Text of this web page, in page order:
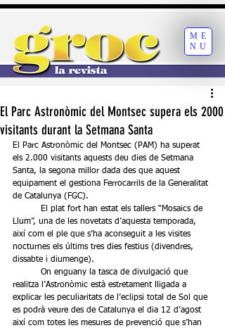
ME
NU
El Parc Astronòmic del Montsec supera els 2000
visitants durant la Setmana Santa
El Parc Astronòmic del Montsec (PAM) ha superat
els 2.000 visitants aquests deu dies de Setmana
Santa, la segona millor dada des que aquest
equipament el gestiona Ferrocarrils de la Generalitat
de Catalunya (FGC).
Llum”, una de les novetats d’aquesta temporada,
així com el ple que s’ha aconseguit a les visites
nocturnes els últims tres dies festius (divendres,
dissabte i diumenge).
realitza l’Astronòmic està estretament lligada a
explicar les peculiaritats de l’eclipsi total de Sol que
es podrà veure des de Catalunya el dia 12 d’agost
així com totes les mesures de prevenció que s’han